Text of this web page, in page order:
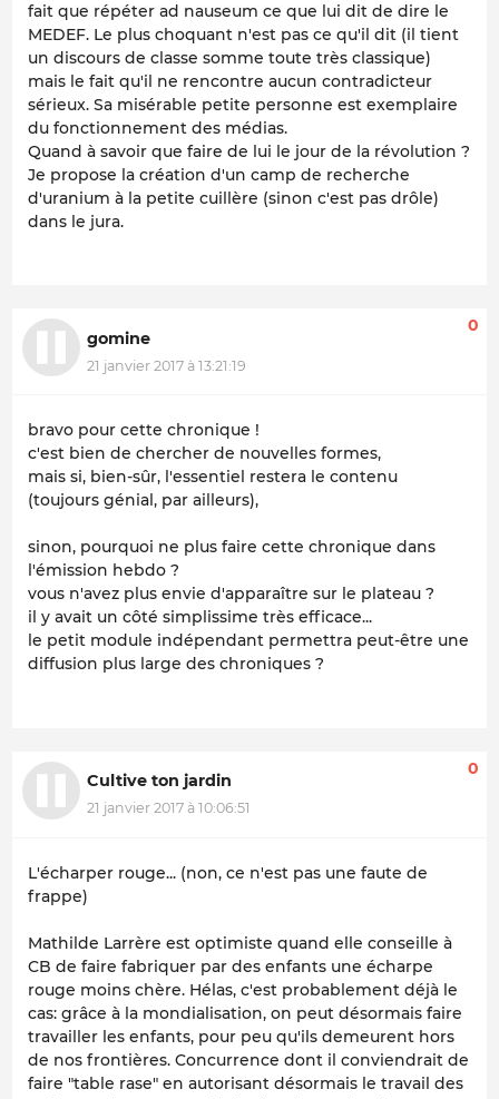
fait que répéter ad nauseum ce que lui dit de dire le
MEDEF. Le plus choquant n'est pas ce qu'il dit (il tient
un discours de classe somme toute très classique)
mais le fait qu'il ne rencontre aucun contradicteur
sérieux. Sa misérable petite personne est exemplaire
du fonctionnement des médias.
Quand à savoir que faire de lui le jour de la révolution ?
Je propose la création d'un camp de recherche
d'uranium à la petite cuillère (sinon c'est pas drôle)
dans le jura.
gomine
21 janvier 2017 à 13:21:19
0
bravo pour cette chronique !
c'est bien de chercher de nouvelles formes,
mais si, bien-sûr, l'essentiel restera le contenu
(toujours génial, par ailleurs),
sinon, pourquoi ne plus faire cette chronique dans
l'émission hebdo ?
vous n'avez plus envie d'apparaître sur le plateau ?
il y avait un côté simplissime très efficace...
le petit module indépendant permettra peut-être une
diffusion plus large des chroniques ?
Cultive ton jardin
21 janvier 2017 à 10:06:51
0
L'écharper rouge... (non, ce n'est pas une faute de
frappe)
Mathilde Larrère est optimiste quand elle conseille à
CB de faire fabriquer par des enfants une écharpe
rouge moins chère. Hélas, c'est probablement déjà le
cas: grâce à la mondialisation, on peut désormais faire
travailler les enfants, pour peu qu'ils demeurent hors
de nos frontières. Concurrence dont il conviendrait de
faire "table rase" en autorisant désormais le travail des